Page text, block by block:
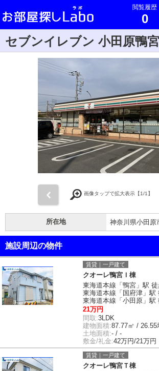
閲覧履歴
0
セブンイレブン 小田原鴨
画像タップで拡大表示【1/1】
所在地 神奈川県小田原
施設周辺の物件
賃貸｜一戸建て
クオーレ鴨宮Ｉ棟
東海道本線「鴨宮」駅 徒
東海道本線「国府津」駅
東海道本線「小田原」駅
21万円
間取:3LDK
建物面積:87.77㎡ / 26.55
土地面積:- / -
敷金/礼金:42万円/21万円
賃貸｜一戸建て
クオーレ鴨宮Ｔ棟